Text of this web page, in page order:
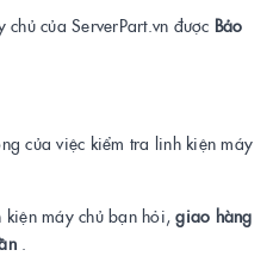
của ServerPart.vn được Bảo
của việc kiểm tra linh kiện máy
máy chủ bạn hỏi,giao hàng
.